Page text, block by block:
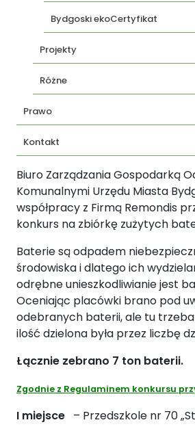
Bydgoski ekoCertyfikat
Projekty
Różne
Prawo
Kontakt
Biuro Zarządzania Gospodarką
Komunalnymi Urzędu Miasta
współpracy z Firmą Remondis
konkurs na zbiórkę zużytych
Baterie są odpadem
środowiska i dlatego ich
odrębne unieszkodliwianie jest
Oceniając placówki brano pod
odebranych baterii, ale tu
ilość dzielona była przez liczbę
Łącznie zebrano 7 ton baterii.
Zgodnie z Regulaminem konkursu
I miejsce – Przedszkole nr 70